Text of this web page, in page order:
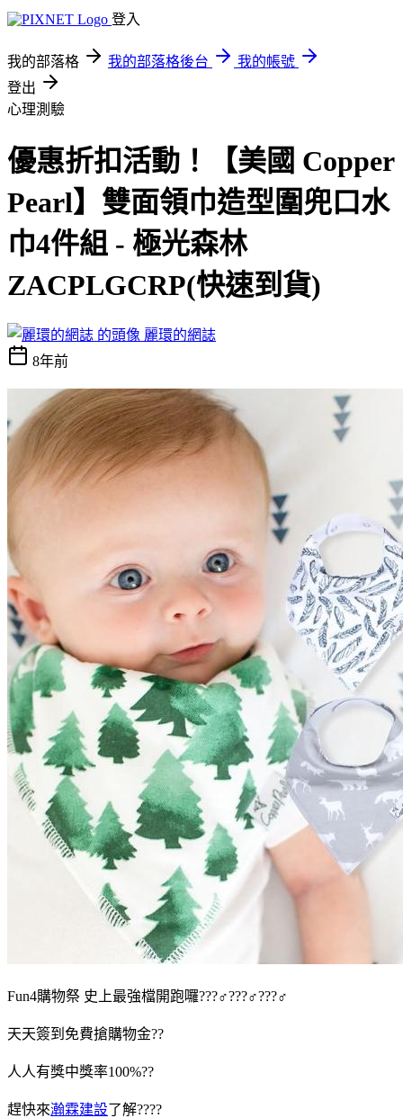
登入
我的部落格 我的部落格後台
我的帳號
登出
心理測驗
優惠折扣活動！【美國 Copper
Pearl】雙面領巾造型圍兜口水
巾4件組 - 極光森林
ZACPLGCRP(快速到貨)
麗環的網誌
8年前
Fun4購物祭 史上最強檔開跑囉???♂???♂???♂
天天簽到免費搶購物金??
人人有獎中獎率100%??
趕快來瀚霖建設了解????